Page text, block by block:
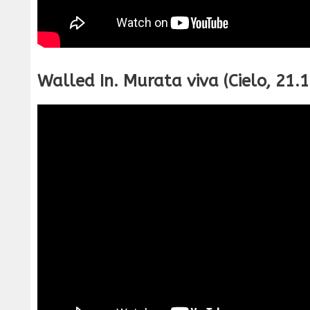
Walled In. Murata viva (Cielo,